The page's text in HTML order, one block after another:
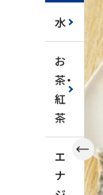
水
お
茶・
紅
茶
エ
ナ